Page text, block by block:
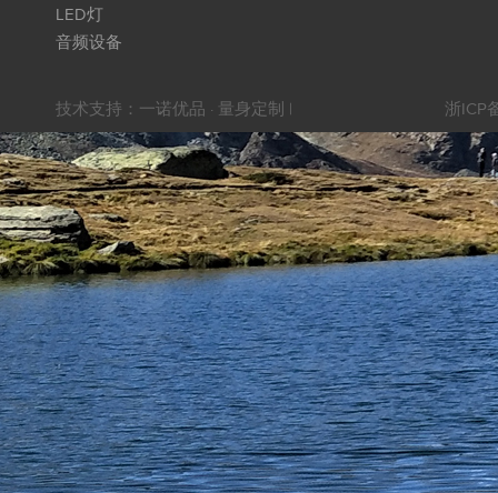
LED灯
音频设备
技术支持： 一诺优品 · 量身定制 | 浙ICP